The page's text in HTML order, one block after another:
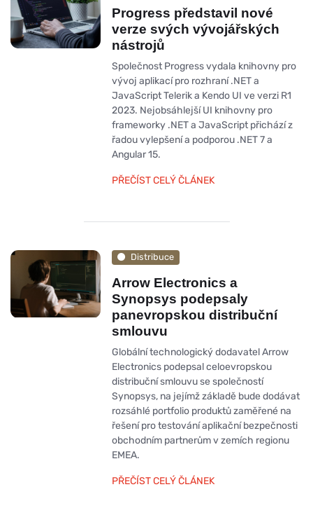
Progress představil nové
verze svých vývojářských
nástrojů
Společnost Progress vydala knihovny pro
vývoj aplikací pro rozhraní .NET a
JavaScript Telerik a Kendo UI ve verzi R1
2023. Nejobsáhlejší UI knihovny pro
frameworky .NET a JavaScript přichází z
řadou vylepšení a podporou .NET 7 a
Angular 15.
PŘEČÍST CELÝ ČLÁNEK
Distribuce
Arrow Electronics a
Synopsys podepsaly
panevropskou distribuční
smlouvu
Globální technologický dodavatel Arrow
Electronics podepsal celoevropskou
distribuční smlouvu se společností
Synopsys, na jejímž základě bude dodávat
rozsáhlé portfolio produktů zaměřené na
řešení pro testování aplikační bezpečnosti
obchodním partnerům v zemích regionu
EMEA.
PŘEČÍST CELÝ ČLÁNEK